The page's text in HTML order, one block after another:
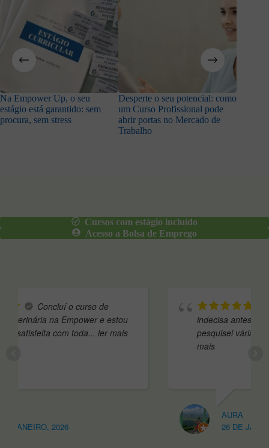
Na Empower Up, o seu
estágio está garantido: sem
procura, sem stress
Desperte o seu potencial: como
um Curso Profissional pode
abrir portas no Mercado de
Trabalho
Cursos com estágio incluído
Acesso a Bolsa de Emprego
Andei algum tempo
indecisa antes de escolher a escola,
pesquisei várias opções e acabei por... ler